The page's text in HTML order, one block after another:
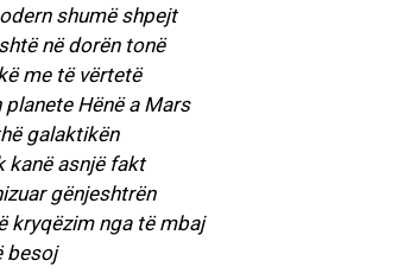
shumë shpejt
në dorën tonë
me të vërtetë
Hënë a Mars
galaktikën
kanë asnjë fakt
gënjeshtrën
kryqëzim nga të mbaj
besoj